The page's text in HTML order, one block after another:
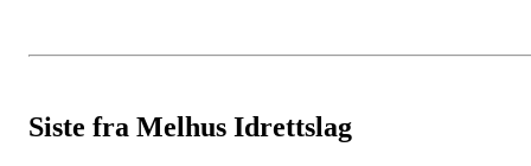
Siste fra Melhus Idrettslag